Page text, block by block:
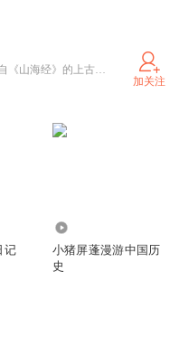
我是你们的朋友小猪屏蓬，我来自《山海经》的上古世界。我有两个脑袋，一个脑袋是猪战神，另一个脑袋是猪财神。 我的使命是给炎黄子孙讲黄帝、大禹的传奇，我的目标是让龙的传人熟悉龙的故事。我的愿景是给中国的孩子和家长带来温馨和欢乐。中华文明是世界四大古文明中唯一存续的文明之光，以《山海经》为代表的中国神话不是娱乐圈宣扬的怪兽合集，而是世界神话中唯一拒绝虚构的历史。遗憾的是，大多数现代国人只熟悉近几百年佛道融合之后的神话，不知道《山海经》神话其实是最有分量的中国上古历史。小猪屏蓬的创作理念，就是让中国的孩子比成年人更懂中国文化。中华文明的生命力在于华夏儿女从不忘本，炎黄子孙记得住自己的根。
加关注
记
小猪屏蓬漫游中国历
史